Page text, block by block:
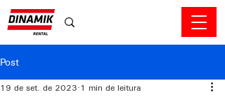
Post
19 de set. de 2023 1 min de leitura